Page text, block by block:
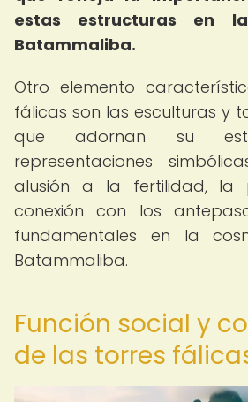
estas estructuras en
Batammaliba.
Otro elemento
fálicas son las esculturas y
que adornan su
representaciones
alusión a la fertilidad, la
conexión con los
fundamentales en la
Batammaliba.
Función social y
de las torres